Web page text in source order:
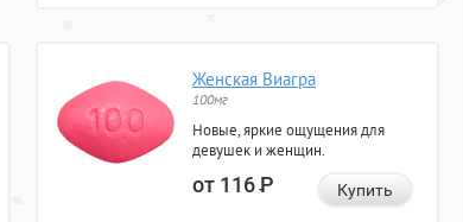
Женская Виагра
100мг
Новые, яркие ощущения для
девушек и женщин.
от 116Р Купить